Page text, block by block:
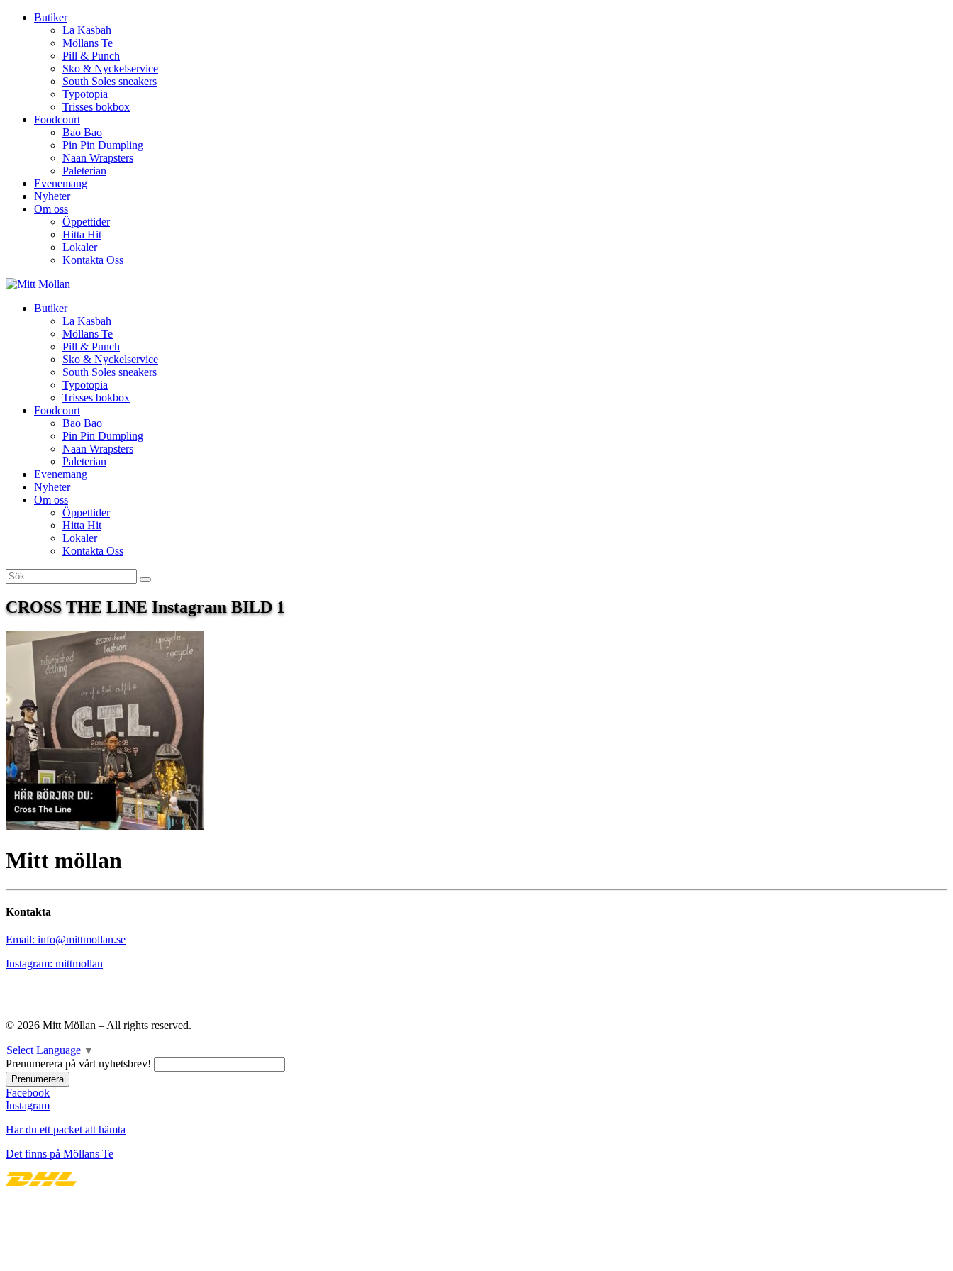
Butiker
La Kasbah
Möllans Te
Pill & Punch
Sko & Nyckelservice
South Soles sneakers
Typotopia
Trisses bokbox
Foodcourt
Bao Bao
Pin Pin Dumpling
Naan Wrapsters
Paleterian
Evenemang
Nyheter
Om oss
Öppettider
Hitta Hit
Lokaler
Kontakta Oss
Butiker
La Kasbah
Möllans Te
Pill & Punch
Sko & Nyckelservice
South Soles sneakers
Typotopia
Trisses bokbox
Foodcourt
Bao Bao
Pin Pin Dumpling
Naan Wrapsters
Paleterian
Evenemang
Nyheter
Om oss
Öppettider
Hitta Hit
Lokaler
Kontakta Oss
Sök:
Search
CROSS THE LINE Instagram BILD 1
Mitt möllan
Kontakta
Email: info@mittmollan.se
Instagram: mittmollan
© 2026 Mitt Möllan – All rights reserved.
Select Language ▼
Prenumerera på vårt nyhetsbrev!
Facebook
Instagram
Har du ett packet att hämta
Det finns på Möllans Te